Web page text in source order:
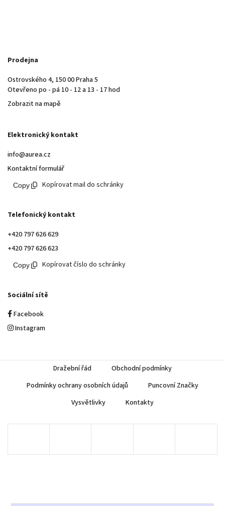
Prodejna
Ostrovského 4, 150 00 Praha 5
Otevřeno po - pá 10 - 12 a 13 - 17 hod
Zobrazit na mapě
Elektronický kontakt
info@aurea.cz
Kontaktní formulář
Kopírovat mail do schránky
Telefonický kontakt
+420 797 626 629
+420 797 626 623
Kopírovat číslo do schránky
Sociální sítě
Facebook
Instagram
Dražební řád
Obchodní podmínky
Podmínky ochrany osobních údajů
Puncovní Značky
Vysvětlivky
Kontakty